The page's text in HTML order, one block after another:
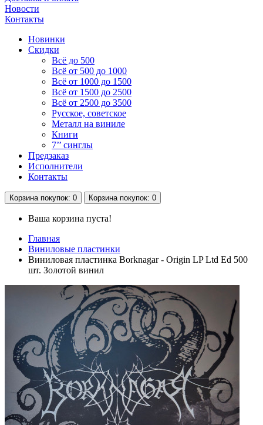
Новости
Контакты
Новинки
Скидки
Всё до 500
Всё от 500 до 1000
Всё от 1000 до 1500
Всё от 1500 до 2500
Всё от 2500 до 3500
Русское, советское
Металл на виниле
Книги
7’’ синглы
Предзаказ
Исполнители
Контакты
Корзина покупок: 0 Корзина покупок: 0
Ваша корзина пуста!
Главная
Виниловые пластинки
Виниловая пластинка Borknagar - Origin LP Ltd Ed 500
шт. Золотой винил